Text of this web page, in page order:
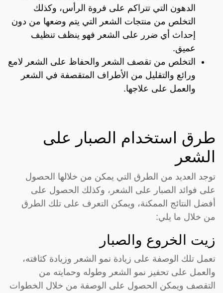
الدهون التي تتراكم على فروة الرأس، وكذلك
التخلص من منتجات الشعر التي يتم وضعها من دون
إحداث أي ضرر على الشعر فهو ينظف تنظيف
عميق.
التخلص من تقصف الشعر والحفاظ على الشعر لامع
ورائع والتقليل من الأطراف المتقصفة في الشعر
والعمل على علاجها.
طرق استخدام الصبار على
الشعر
توجد العديد من الطرق التي يمكن من خلالها الحصول
على فوائد الصبار على الشعر، وكذلك الحصول على
أفضل النتائج الممكنة، ويمكن التعرف على تلك الطرق
من خلال ما يلي:
زيت الخروع والصبار
تعمل تلك الوصفة على زيادة نمو الشعر وزيادة كثافته،
والعمل على تحفيز نمو الشعر وطوله وحمايته من
التقصف ويمكن الحصول على الوصفة من خلال الخطوات